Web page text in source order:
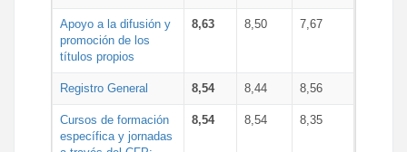
Apoyo a la difusión y
promoción de los
títulos propios
8,63 8,50 7,67
Registro General 8,54 8,44 8,56
Cursos de formación
específica y jornadas
8,54 8,54 8,35